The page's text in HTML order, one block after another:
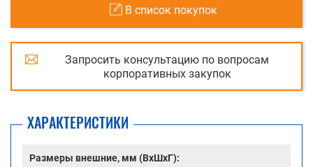
В список покупок
Запросить консультацию по вопросам
корпоративных закупок
ХАРАКТЕРИСТИКИ
Размеры внешние, мм (ВхШхГ):